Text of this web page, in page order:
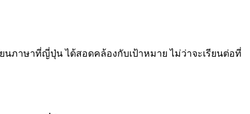
ยนภาษาที่ญี่ปุ่น ได้สอดคล้องกับเป้าหมาย ไม่ว่าจะเรียนต่อที่